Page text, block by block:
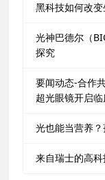
黑科技如何改变
光神巴德尔（
探究
要闻动态-合作
超光眼镜开启
光也能当营养
来自瑞士的高